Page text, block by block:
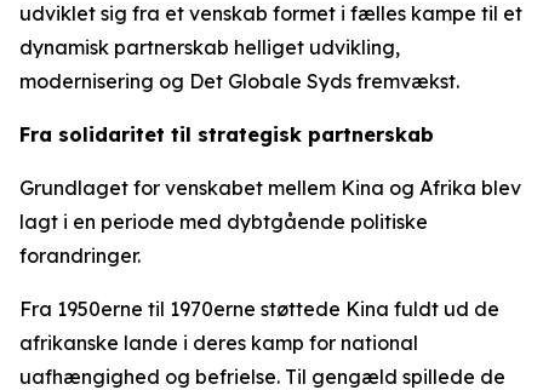
udviklet sig fra et venskab formet i fælles kampe til et
dynamisk partnerskab helliget udvikling,
modernisering og Det Globale Syds fremvækst.
Fra solidaritet til strategisk partnerskab
Grundlaget for venskabet mellem Kina og Afrika blev
lagt i en periode med dybtgående politiske
forandringer.
Fra 1950erne til 1970erne støttede Kina fuldt ud de
afrikanske lande i deres kamp for national
uafhængighed og befrielse. Til gengæld spillede de